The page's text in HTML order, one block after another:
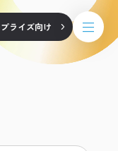
ライズ向け